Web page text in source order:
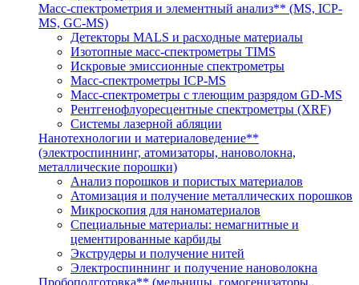
Масс-спектрометрия и элементный анализ** (MS, ICP-
MS, GC-MS)
Детекторы MALS и расходные материалы
Изотопные масс-спектрометры TIMS
Искровые эмиссионные спектрометры
Масс-спектрометры ICP-MS
Масс-спектрометры с тлеющим разрядом GD-MS
Рентгенофлуоресцентные спектрометры (XRF)
Системы лазерной абляции
Нанотехнологии и материаловедение**
(электроспиннинг, атомизаторы, нановолокна,
металлические порошки)
Анализ порошков и пористых материалов
Атомизация и получение металлических порошков
Микроскопия для наноматериалов
Специальные материалы: немагнитные и
цементированные карбиды
Экструдеры и получение нитей
Электроспиннинг и получение нановолокна
Пробоподготовка** (мельницы, гомогенизаторы,